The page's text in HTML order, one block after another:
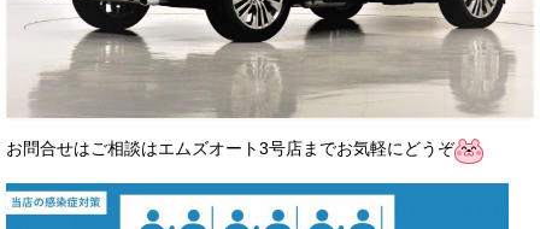
お問合せはご相談はエムズオート3号店までお気軽にどうぞ